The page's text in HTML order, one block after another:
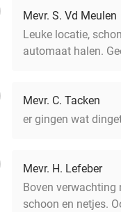
Mevr. S. Vd Meulen
Leuke locatie,
automaat halen.
Mevr. C. Tacken
er gingen wat
Mevr. H. Lefeber
Boven verwachting
schoon en netjes.